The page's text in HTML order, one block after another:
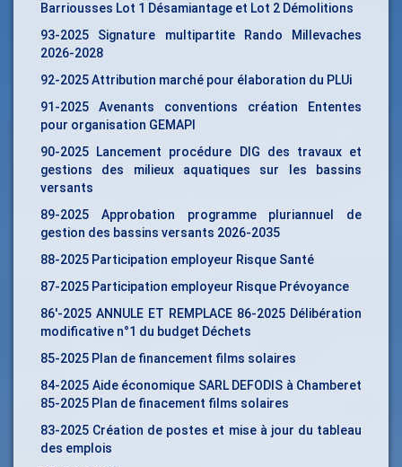
Barriousses Lot 1 Désamiantage et Lot 2 Démolitions
93-2025 Signature multipartite Rando Millevaches
2026-2028
92-2025 Attribution marché pour élaboration du PLUi
91-2025 Avenants conventions création Ententes
pour organisation GEMAPI
90-2025 Lancement procédure DIG des travaux et
gestions des milieux aquatiques sur les bassins
versants
89-2025 Approbation programme pluriannuel de
gestion des bassins versants 2026-2035
88-2025 Participation employeur Risque Santé
87-2025 Participation employeur Risque Prévoyance
86′-2025 ANNULE ET REMPLACE 86-2025 Délibération
modificative n°1 du budget Déchets
85-2025 Plan de financement films solaires
84-2025 Aide économique SARL DEFODIS à Chamberet
85-2025 Plan de finacement films solaires
83-2025 Création de postes et mise à jour du tableau
des emplois